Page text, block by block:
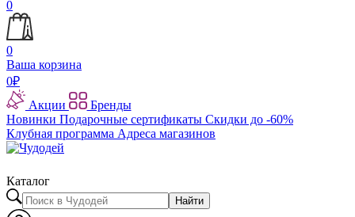
0
0
Ваша корзина
0₽
Акции
Бренды
Новинки Подарочные сертификаты Скидки до -60%
Клубная программа Адреса магазинов
Каталог
Найти